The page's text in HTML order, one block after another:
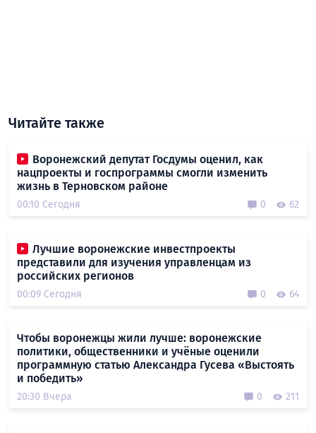
Читайте также
Воронежский депутат Госдумы оценил, как
нацпроекты и госпрограммы смогли изменить
жизнь в Терновском районе
00:10 Сегодня 0 62
Лучшие воронежские инвестпроекты
представили для изучения управленцам из
российских регионов
00:09 Сегодня 0 64
Чтобы воронежцы жили лучше: воронежские
политики, общественники и учёные оценили
программную статью Александра Гусева «Выстоять
и победить»
20:30 Вчера 0 211